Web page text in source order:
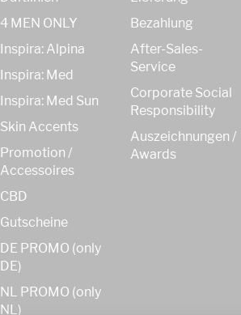
4 MEN ONLY
Inspira: Alpina
Inspira: Med
Inspira: Med Sun
Skin Accents
Promotion /
Accessoires
CBD
Gutscheine
DE PROMO (only
DE)
NL PROMO (only
NL)
Bezahlung
After-Sales-
Service
Corporate Social
Responsibility
Auszeichnungen /
Awards